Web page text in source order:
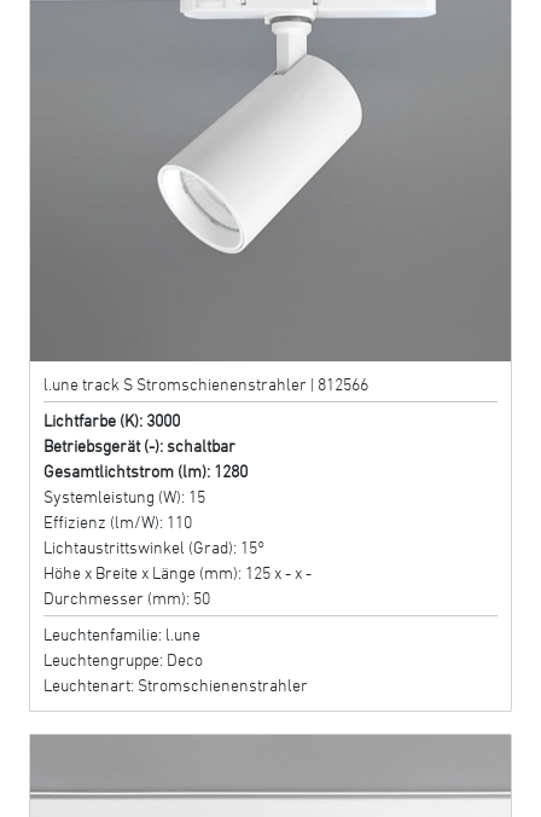
l.une track S Stromschienenstrahler | 812566
Lichtfarbe (K): 3000
Betriebsgerät (-): schaltbar
Gesamtlichtstrom (lm): 1280
Systemleistung (W): 15
Effizienz (lm/W): 110
Lichtaustrittswinkel (Grad): 15°
Höhe x Breite x Länge (mm): 125 x - x -
Durchmesser (mm): 50
Leuchtenfamilie: l.une
Leuchtengruppe: Deco
Leuchtenart: Stromschienenstrahler